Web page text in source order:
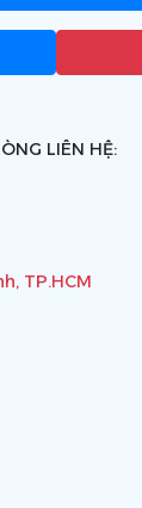
LIÊN HỆ:
TP.HCM